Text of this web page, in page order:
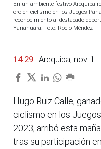
En un ambiente festivo Arequipa
oro en ciclismo en los Juegos
reconocimiento al destacado
Yanahuara. Foto: Rocío Méndez
14:29 | Arequipa, nov. 1.
Hugo Ruiz Calle,
ciclismo en los
2023, arribó esta
tras su participación